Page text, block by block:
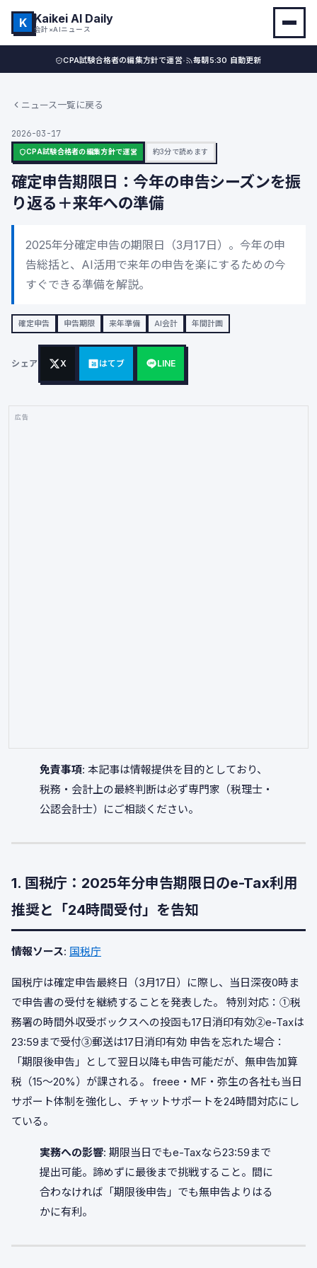
K Kaikei AI Daily
会計×AIニュース
CPA試験合格者の編集方針で運営· 毎朝5:30 自動更新
ニュース一覧に戻る
2026-03-17
CPA試験合格者の編集方針で運営 約3分で読めます
確定申告期限日：今年の申告シーズンを振
り返る＋来年への準備
2025年分確定申告の期限日（3月17日）。今年の申
告総括と、AI活用で来年の申告を楽にするための今
すぐできる準備を解説。
確定申告 申告期限 来年準備 AI会計 年間計画
シェア X はてブ LINE
広告
免責事項: 本記事は情報提供を目的としており、
税務・会計上の最終判断は必ず専門家（税理士・
公認会計士）にご相談ください。
1. 国税庁：2025年分申告期限日のe-Tax利用
推奨と「24時間受付」を告知
情報ソース: 国税庁
国税庁は確定申告最終日（3月17日）に際し、当日深夜0時ま
で申告書の受付を継続することを発表した。 特別対応：①税
務署の時間外収受ボックスへの投函も17日消印有効②e-Taxは
23:59まで受付③郵送は17日消印有効 申告を忘れた場合：
「期限後申告」として翌日以降も申告可能だが、無申告加算
税（15〜20%）が課される。 freee・MF・弥生の各社も当日
サポート体制を強化し、チャットサポートを24時間対応にし
ている。
実務への影響: 期限当日でもe-Taxなら23:59まで
提出可能。諦めずに最後まで挑戦すること。間に
合わなければ「期限後申告」でも無申告よりはる
かに有利。